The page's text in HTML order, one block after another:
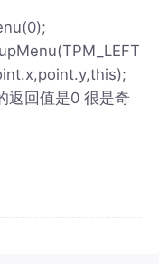
返回值是0 很是奇